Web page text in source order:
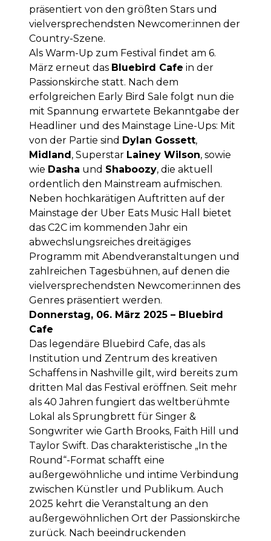
präsentiert von den größten Stars und
vielversprechendsten Newcomer:innen der
Country-Szene.
Als Warm-Up zum Festival findet am 6.
März erneut das Bluebird Cafe in der
Passionskirche statt. Nach dem
erfolgreichen Early Bird Sale folgt nun die
mit Spannung erwartete Bekanntgabe der
Headliner und des Mainstage Line-Ups: Mit
von der Partie sind Dylan Gossett,
Midland, Superstar Lainey Wilson, sowie
wie Dasha und Shaboozy, die aktuell
ordentlich den Mainstream aufmischen.
Neben hochkarätigen Auftritten auf der
Mainstage der Uber Eats Music Hall bietet
das C2C im kommenden Jahr ein
abwechslungsreiches dreitägiges
Programm mit Abendveranstaltungen und
zahlreichen Tagesbühnen, auf denen die
vielversprechendsten Newcomer:innen des
Genres präsentiert werden.
Donnerstag, 06. März 2025 – Bluebird
Cafe
Das legendäre Bluebird Cafe, das als
Institution und Zentrum des kreativen
Schaffens in Nashville gilt, wird bereits zum
dritten Mal das Festival eröffnen. Seit mehr
als 40 Jahren fungiert das weltberühmte
Lokal als Sprungbrett für Singer &
Songwriter wie Garth Brooks, Faith Hill und
Taylor Swift. Das charakteristische „In the
Round“-Format schafft eine
außergewöhnliche und intime Verbindung
zwischen Künstler und Publikum. Auch
2025 kehrt die Veranstaltung an den
außergewöhnlichen Ort der Passionskirche
zurück. Nach beeindruckenden